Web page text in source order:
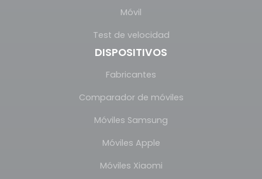
Móvil
Test de velocidad
DISPOSITIVOS
Fabricantes
Comparador de móviles
Móviles Samsung
Móviles Apple
Móviles Xiaomi